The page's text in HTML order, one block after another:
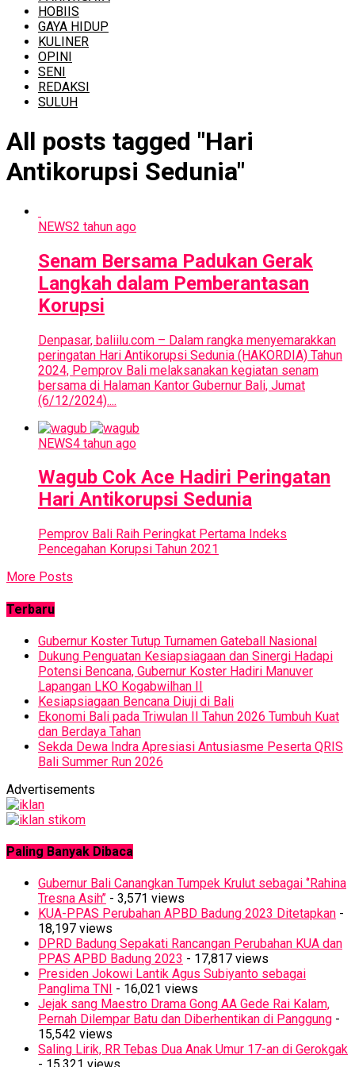
HOBIIS
GAYA HIDUP
KULINER
OPINI
SENI
REDAKSI
SULUH
All posts tagged "Hari
Antikorupsi Sedunia"
NEWS2 tahun ago
Senam Bersama Padukan Gerak
Langkah dalam Pemberantasan
Korupsi
Denpasar, baliilu.com – Dalam rangka menyemarakkan
peringatan Hari Antikorupsi Sedunia (HAKORDIA) Tahun
2024, Pemprov Bali melaksanakan kegiatan senam
bersama di Halaman Kantor Gubernur Bali, Jumat
(6/12/2024)....
NEWS4 tahun ago
Wagub Cok Ace Hadiri Peringatan
Hari Antikorupsi Sedunia
Pemprov Bali Raih Peringkat Pertama Indeks
Pencegahan Korupsi Tahun 2021
More Posts
Terbaru
Gubernur Koster Tutup Turnamen Gateball Nasional
Dukung Penguatan Kesiapsiagaan dan Sinergi Hadapi
Potensi Bencana, Gubernur Koster Hadiri Manuver
Lapangan LKO Kogabwilhan II
Kesiapsiagaan Bencana Diuji di Bali
Ekonomi Bali pada Triwulan II Tahun 2026 Tumbuh Kuat
dan Berdaya Tahan
Sekda Dewa Indra Apresiasi Antusiasme Peserta QRIS
Bali Summer Run 2026
Advertisements
Paling Banyak Dibaca
Gubernur Bali Canangkan Tumpek Krulut sebagai ‘’Rahina
Tresna Asih’’ - 3,571 views
KUA-PPAS Perubahan APBD Badung 2023 Ditetapkan -
18,197 views
DPRD Badung Sepakati Rancangan Perubahan KUA dan
PPAS APBD Badung 2023 - 17,817 views
Presiden Jokowi Lantik Agus Subiyanto sebagai
Panglima TNI
- 16,021 views
Jejak sang Maestro Drama Gong AA Gede Rai Kalam,
Pernah Dilempar Batu dan Diberhentikan di Panggung -
15,542 views
Saling Lirik, RR Tebas Dua Anak Umur 17-an di Gerokgak